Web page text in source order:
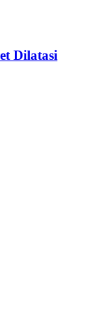
Dilatasi